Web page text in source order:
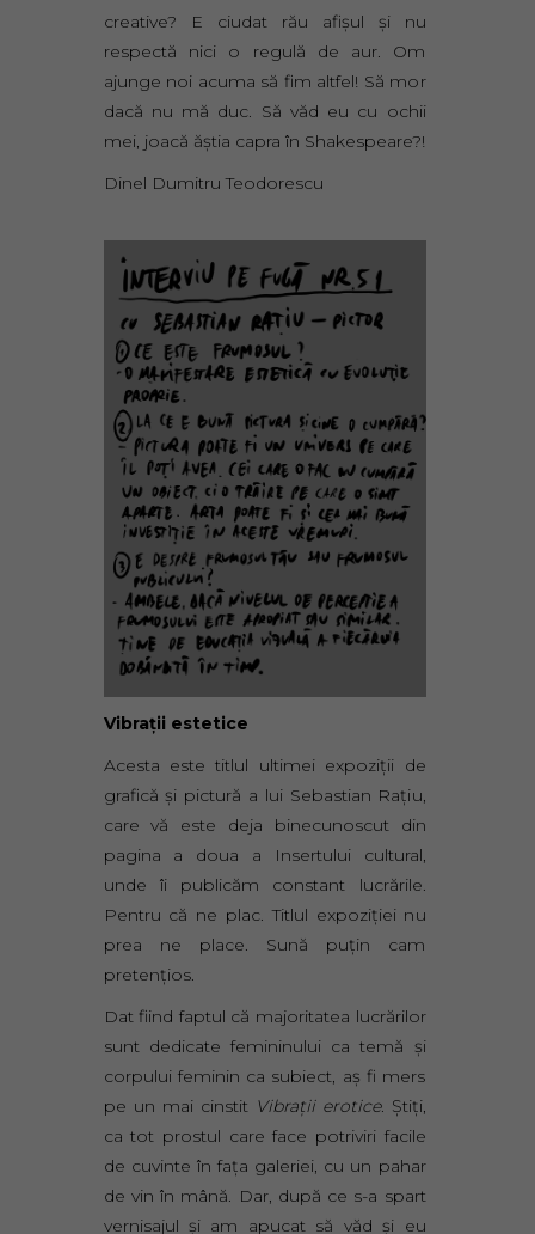
creative? E ciudat rău afişul şi nu
respectă nici o regulă de aur. Om
ajunge noi acuma să fim altfel! Să mor
dacă nu mă duc. Să văd eu cu ochii
mei, joacă ăştia capra în Shakespeare?!
Dinel Dumitru Teodorescu
Vibraţii estetice
Acesta este titlul ultimei expoziţii de
grafică şi pictură a lui Sebastian Raţiu,
care vă este deja binecunoscut din
pagina a doua a Insertului cultural,
unde îi publicăm constant lucrările.
Pentru că ne plac. Titlul expoziţiei nu
prea ne place. Sună puţin cam
pretenţios.
Dat fiind faptul că majoritatea lucrărilor
sunt dedicate femininului ca temă şi
corpului feminin ca subiect, aş fi mers
pe un mai cinstit Vibraţii erotice. Ştiţi,
ca tot prostul care face potriviri facile
de cuvinte în faţa galeriei, cu un pahar
de vin în mână. Dar, după ce s-a spart
vernisajul şi am apucat să văd şi eu